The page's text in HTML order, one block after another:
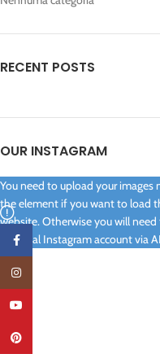
RECENT POSTS
OUR INSTAGRAM
You need to upload your images
the element if you want to load
website. Otherwise you will
your real Instagram account via
Facebook